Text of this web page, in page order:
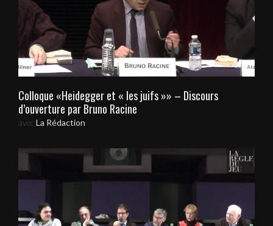
Colloque «Heidegger et « les juifs »» – Discours
d’ouverture par Bruno Racine
avec La Rédaction